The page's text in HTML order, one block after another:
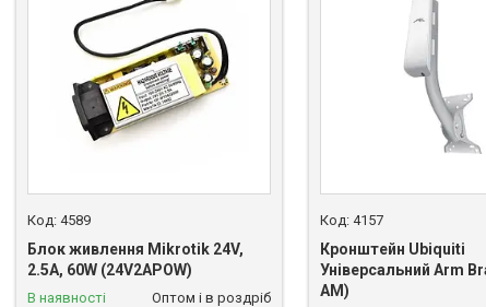
4589
Блок живлення Mikrotik 24V,
2.5А, 60W (24V2APOW)
В наявності Оптом і в роздріб
4157
Кронштейн Ubiquiti
Універсальний Arm
AM)